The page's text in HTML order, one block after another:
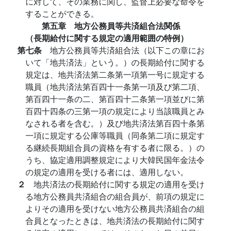
することができる。
第五章 地方公務員等共済組合法関係
（長期給付に関する規定の適用範囲の特例）
第七条 地方公務員等共済組合法（以下この章にお
いて「地共済法」という。）の長期給付に関する
規定は、地共済法第二条第一項第一号に規定する
職員（地共済法第百四十一条第一項及び第二項、
第百四十一条の二、第百四十二条第一項並びに第
百四十四条の三第一項の規定により当該職員とみ
なされる者を含む。）及び地共済法第百四十条第
一項に規定する公庫等職員（同条第二項に規定す
る継続長期組合員の資格を有する者に限る。）の
うち、協定適用調整規定により大韓民国年金法令
の規定の適用を受ける者には、適用しない。
２ 地共済法の長期給付に関する規定の適用を受け
る地方公務員共済組合の組合員が、前項の規定に
よりその適用を受けない地方公務員共済組合の組
合員となったときは、地共済法の長期給付に関す